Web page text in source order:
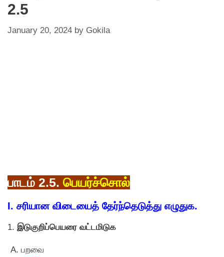
2.5
January 20, 2024 by Gokila
பாடம் 2.5. பெயர்ச்சொல்
I. சரியான விடையைத் தேர்ந்தெடுத்து எழுதுக.
1. இடுகுறிப்பெயரை வட்டமிடுக
பறவை